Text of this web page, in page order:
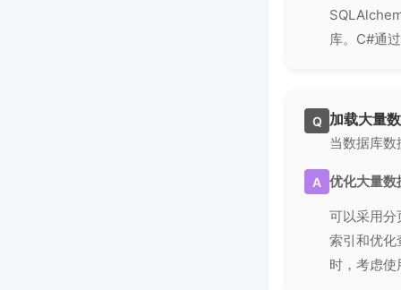
库。C#通
Q 加载大量
当数据库
A 优化大量数
可以采用分
索引和优化
时，考虑